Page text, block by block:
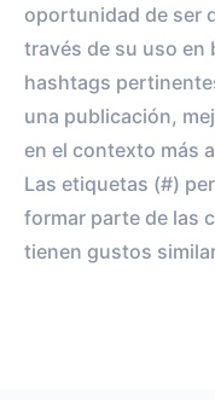
oportunidad de ser
través de su uso en
hashtags
una publicación,
en el contexto más
Las etiquetas (#)
formar parte de las
tienen gustos